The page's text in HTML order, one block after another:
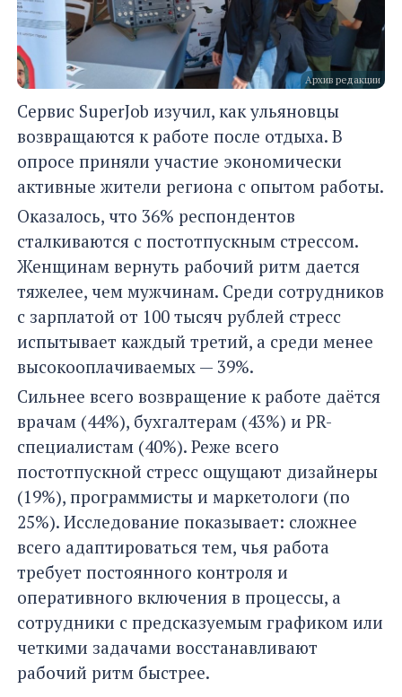
Архив редакции
Сервис SuperJob изучил, как ульяновцы
возвращаются к работе после отдыха. В
опросе приняли участие экономически
активные жители региона с опытом работы.
Оказалось, что 36% респондентов
сталкиваются с постотпускным стрессом.
Женщинам вернуть рабочий ритм дается
тяжелее, чем мужчинам. Среди сотрудников
с зарплатой от 100 тысяч рублей стресс
испытывает каждый третий, а среди менее
высокооплачиваемых — 39%.
Сильнее всего возвращение к работе даётся
врачам (44%), бухгалтерам (43%) и PR-
специалистам (40%). Реже всего
постотпускной стресс ощущают дизайнеры
(19%), программисты и маркетологи (по
25%). Исследование показывает: сложнее
всего адаптироваться тем, чья работа
требует постоянного контроля и
оперативного включения в процессы, а
сотрудники с предсказуемым графиком или
четкими задачами восстанавливают
рабочий ритм быстрее.